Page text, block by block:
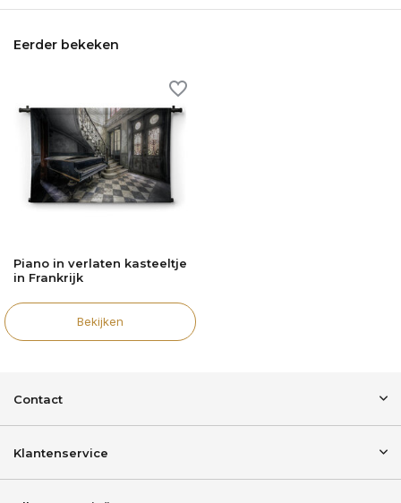
Eerder bekeken
Piano in verlaten kasteeltje
in Frankrijk
Bekijken
Contact
Klantenservice